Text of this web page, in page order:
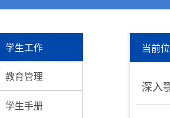
学生工作
教育管理
学生手册
当前
深入